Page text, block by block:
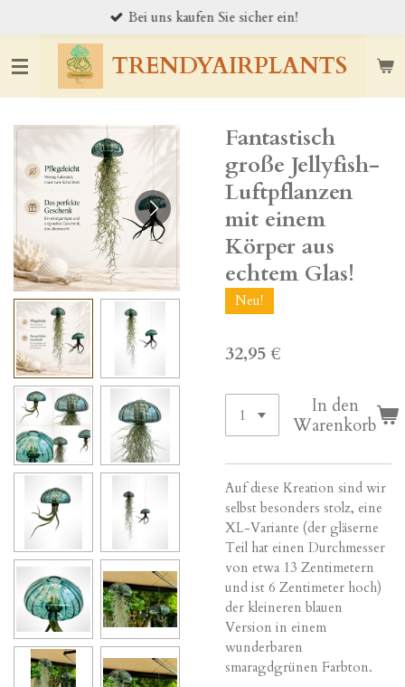
Hauptinhalt
springen
TRENDYAIRPLANTS
Bei uns kaufen Sie sicher ein!
Fantastisch
große Jellyfish-
Luftpflanzen
mit einem
Körper aus
echtem Glas!
Neu!
32,95 €
In den
Warenkorb
Auf diese Kreation sind wir
selbst besonders stolz, eine
XL-Variante (der gläserne
Teil hat einen Durchmesser
von etwa 13 Zentimetern
und ist 6 Zentimeter hoch)
der kleineren blauen
Version in einem
wunderbaren
smaragdgrünen Farbton.